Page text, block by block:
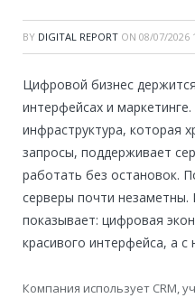
BY DIGITAL REPORT ON 08/07/2026
Цифровой бизнес
интерфейсах и
инфраструктура, которая
запросы, поддерживает
работать без остановок.
серверы почти
показывает: цифровая
красивого интерфейса, а
Компания использует CRM,